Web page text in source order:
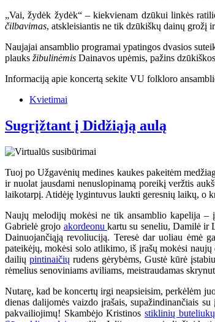
„Vai, žydėk žydėk“ – kiekvienam dzūkui linkės
čilbavimas, atskleisiantis ne tik dzūkiškų dainų grožį
Naujajai ansamblio programai ypatingos dvasios
plauks žibulinėmis Dainavos upėmis, pažins
Informaciją apie koncertą sekite VU folkloro
Kvietimai
Sugrįžtant į Didžiąją aulą
Tuoj po Užgavėnių medines kaukes pakeitėm
ir nuolat jausdami nenuslopinamą poreikį veržtis
laikotarpį. Atidėję lygintuvus laukti geresnių laikų, o
Naujų melodijų mokėsi ne tik ansamblio kapelija –
Gabrielė grojo akordeonu kartu su seneliu, Damilė ir
Dainuojančiąją revoliuciją. Teresė dar uoliau ėmė
pateikėjų, mokėsi solo atlikimo, iš įrašų mokėsi
dailiųpintinaičių rudens gėrybėms, Gustė kūrė
rėmelius senoviniams aviliams, meistraudamas
Nutarę, kad be koncertų irgi neapsieisim, perkėlėm
dienas dalijomės vaizdo įrašais, supažindinančiais
pakvailiojimų! Skambėjo Kristinosstiklinių